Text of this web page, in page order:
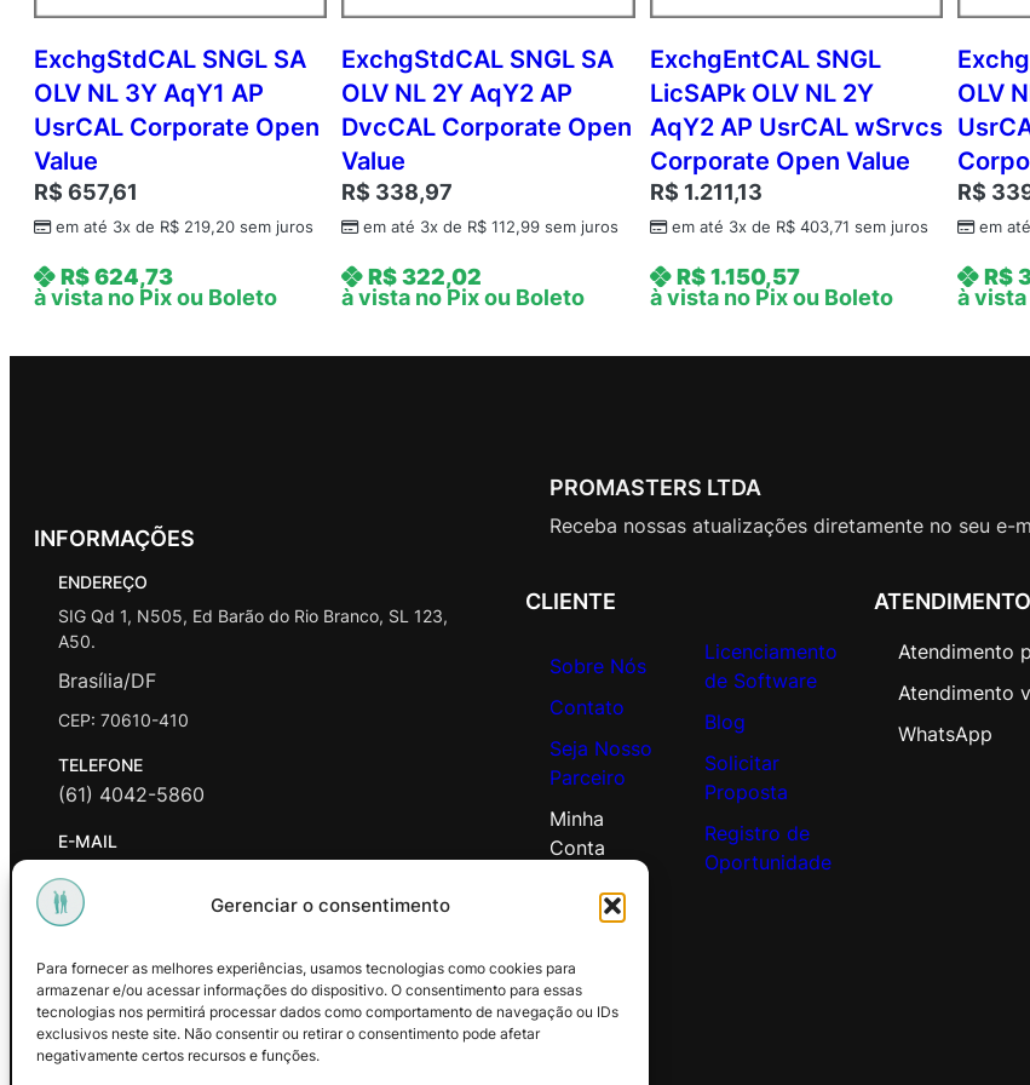
Gerenciar o consentimento
Para fornecer as melhores experiências, usamos tecnologias como cookies para
armazenar e/ou acessar informações do dispositivo. O consentimento para essas
tecnologias nos permitirá processar dados como comportamento de navegação ou IDs
exclusivos neste site. Não consentir ou retirar o consentimento pode afetar
negativamente certos recursos e funções.
s
r
C
A
L
w
S
r
c
r
a
ExchgStdCAL SNGL SA
OLV NL 3Y AqY1 AP
UsrCAL Corporate Open
Value
R$ 657,61
em até 3x de R$ 219,20 sem juros
R$624,73
à vista no Pix ou Boleto
ExchgStdCAL SNGL SA
OLV NL 2Y AqY2 AP
DvcCAL Corporate Open
Value
R$ 338,97
em até 3x de R$ 112,99 sem juros
R$322,02
à vista no Pix ou Boleto
ExchgEntCAL SNGL
LicSAPk OLV NL 2Y
AqY2 AP UsrCAL wSrvcs
Corporate Open Value
R$ 1.211,13
em até 3x de R$403,71 sem juros
R$1.150,57
à vista no Pix ou Boleto
OLV
R$
em
R$
à
INFORMAÇÕES
ENDEREÇO
SIG Qd 1, N505, Ed Barão do Rio Branco, SL 123,
A50.
Brasília/DF
CEP: 70610-410
TELEFONE
(61) 4042-5860
E-MAIL
contato@promasters.net.br
HORÁRIO DE ATENDIMENTO
Facebook Instagram Youtube
PROMASTERS LTDA
Receba nossas atualizações diretamente no seu e-
CLIENTE
Sobre Nós
Contato
Seja Nosso
Parceiro
Minha
Conta
Licenciamento
de Software
Blog
Solicitar
Proposta
Registro de
Oportunidade
ATENDIMENTO
Atendimento
Atendimento
WhatsApp